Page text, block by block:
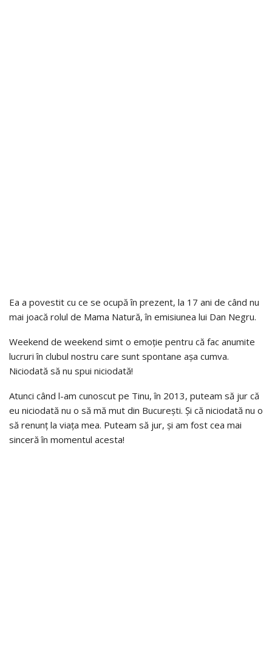
Ea a povestit cu ce se ocupă în prezent, la 17 ani de când nu
mai joacă rolul de Mama Natură, în emisiunea lui Dan Negru.
Weekend de weekend simt o emoție pentru că fac anumite
lucruri în clubul nostru care sunt spontane așa cumva.
Niciodată să nu spui niciodată!
Atunci când l-am cunoscut pe Tinu, în 2013, puteam să jur că
eu niciodată nu o să mă mut din București. Și că niciodată nu o
să renunț la viața mea. Puteam să jur, și am fost cea mai
sinceră în momentul acesta!